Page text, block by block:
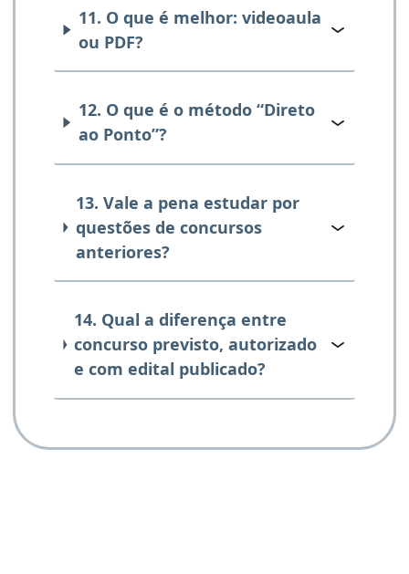
11. O que é melhor: videoaula
ou PDF?
12. O que é o método “Direto
ao Ponto”?
13. Vale a pena estudar por
questões de concursos
anteriores?
14. Qual a diferença entre
concurso previsto, autorizado
e com edital publicado?